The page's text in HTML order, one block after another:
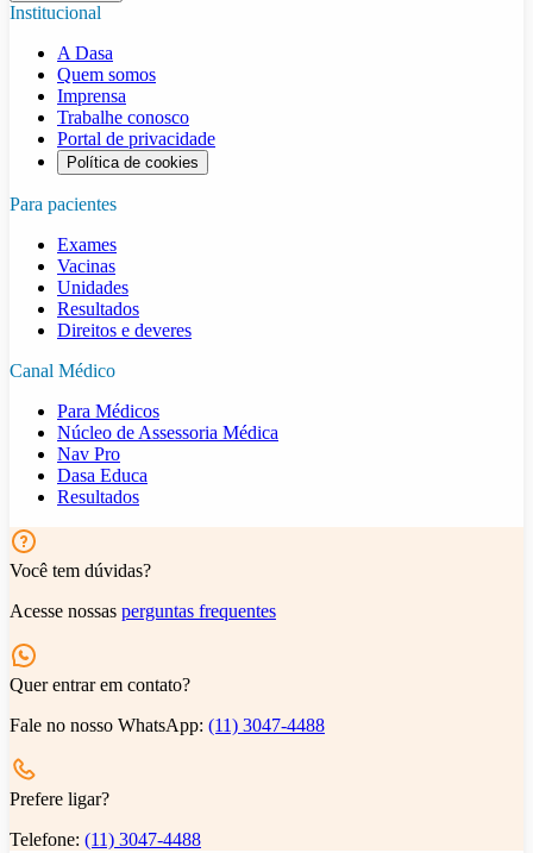
Institucional
A Dasa
Quem somos
Imprensa
Trabalhe conosco
Portal de privacidade
Política de cookies
Para pacientes
Exames
Vacinas
Unidades
Resultados
Direitos e deveres
Canal Médico
Para Médicos
Núcleo de Assessoria Médica
Nav Pro
Dasa Educa
Resultados
Você tem dúvidas?
Acesse nossas perguntas frequentes
Quer entrar em contato?
Fale no nosso WhatsApp: (11) 3047-4488
Prefere ligar?
Telefone: (11) 3047-4488